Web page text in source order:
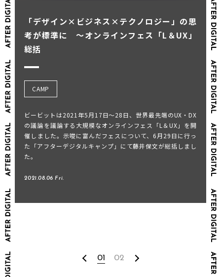
「デザイン×ビジネス×テクノロジー」の思
考が標準に ～オンラインフェス「L＆UX」
総括
CAMP
ビービットは2021年5月17日～28日、世界最先端のUX・DX
の議論を議論する大規模なオンラインフェス「L＆UX」を開
催しました。示唆に富んだフェスについて、6月29日に行っ
た「アフターデジタルキャンプ」にて藤井保文が総括しまし
た。
2021.08.06 Fri.
01 02